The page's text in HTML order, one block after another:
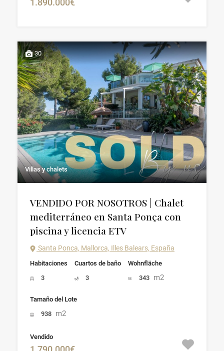
1.890.000€
30
Villas y chalets
VENDIDO POR NOSOTROS | Chalet
mediterráneo en Santa Ponça con
piscina y licencia ETV
Santa Ponca, Mallorca, Illes Balears, España
Habitaciones
3
Cuartos de baño
3
Wohnfläche
343 m2
Tamaño del Lote
938 m2
Vendido